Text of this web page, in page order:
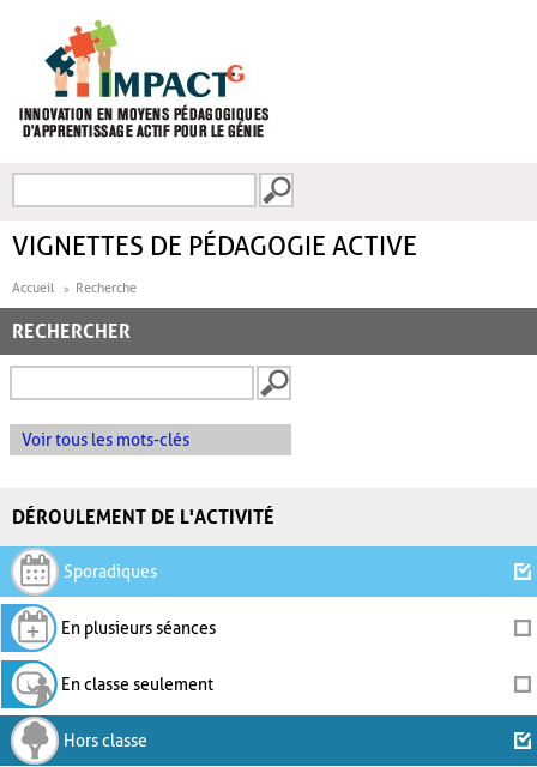
FORMULAIRE DE
VIGNETTES DE PÉDAGOGIE ACTIVE
Accueil Recherche
RECHERCHER
Voir tous les mots-clés
DÉROULEMENT DE L'ACTIVITÉ
Sporadiques
En plusieurs séances
En classe seulement
Hors classe